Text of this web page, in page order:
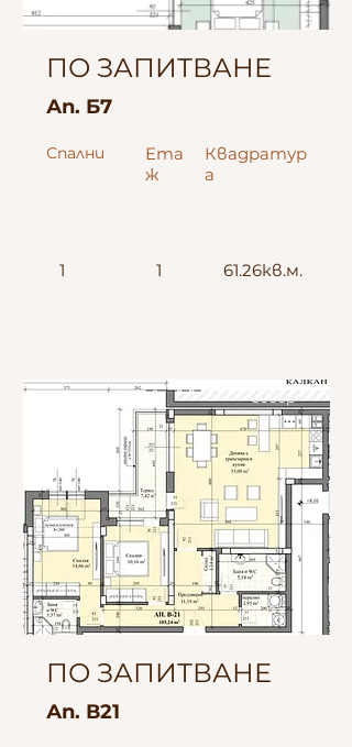
ПО ЗАПИТВАНЕ
Ап. Б7
Спални
Ета
ж
Квадратур
а
1 1 61.26кв.м.
Север
ПО ЗАПИТВАНЕ
Ап. В21